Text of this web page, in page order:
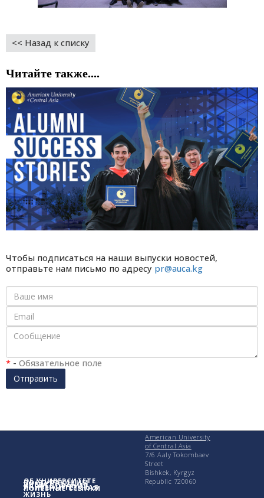
<< Назад к списку
Читайте также....
Чтобы подписаться на наши выпуски новостей,
отправьте нам письмо по адресу pr@auca.kg
* - Обязательное поле
Отправить
ОБ УНИВЕРСИТЕТЕ
ПОСТУПАЮЩИМ
УЧЕБА
ИССЛЕДОВАНИЯ
УНИВЕРСИТЕТСКАЯ
ЖИЗНЬ
ПОЛЕЗНЫЕ ССЫЛКИ
American University
of Central Asia
7/6 Aaly Tokombaev
Street
Bishkek, Kyrgyz
Republic 720060